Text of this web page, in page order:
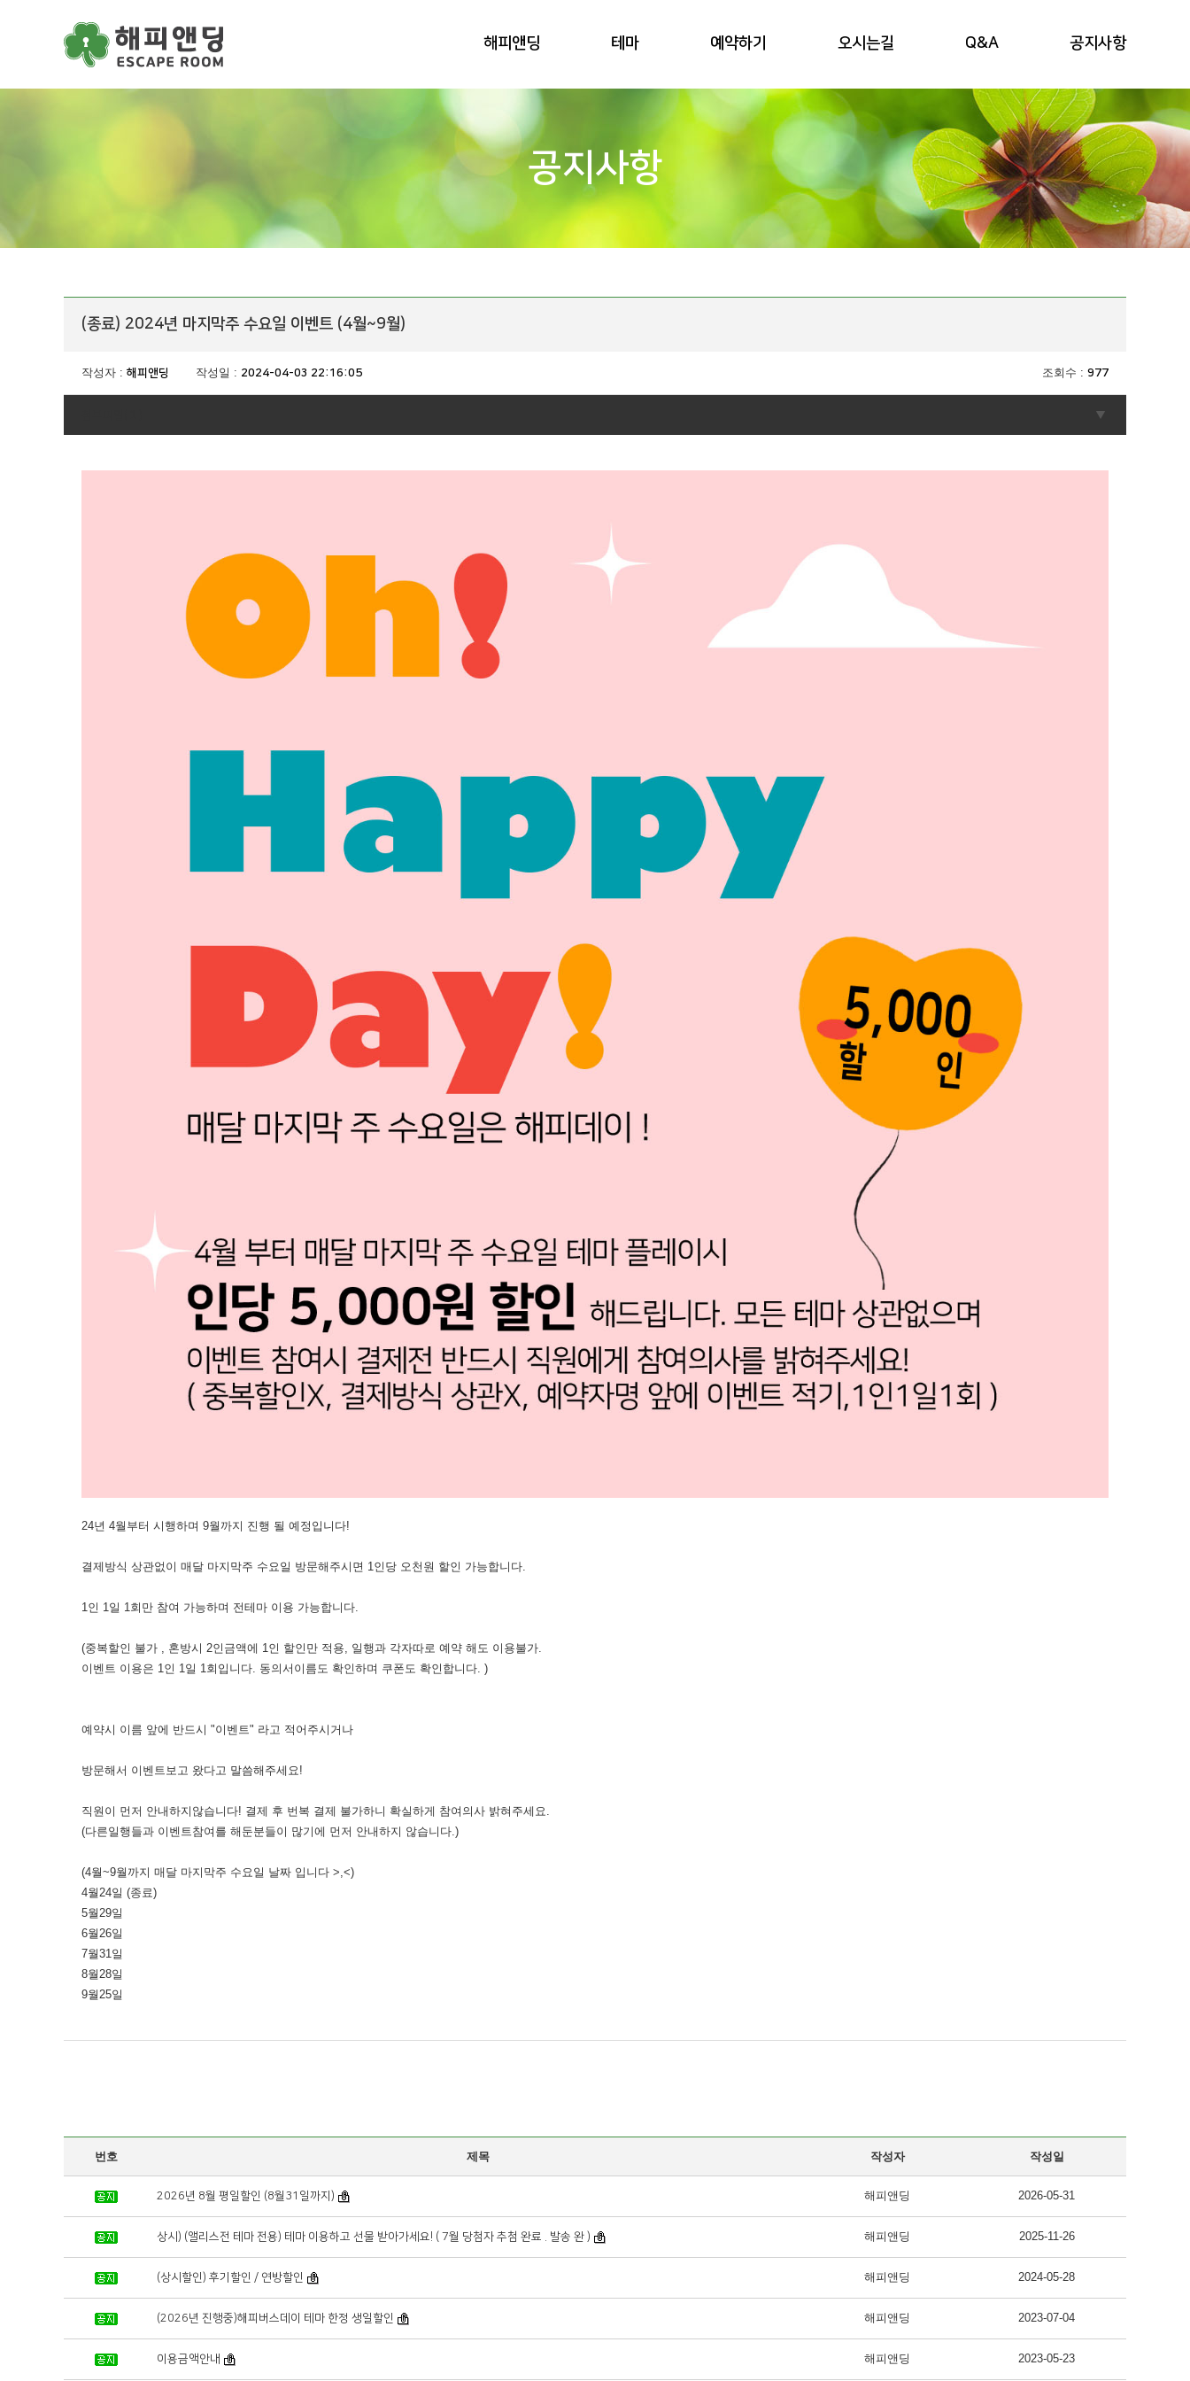
해피앤딩 테마 예약하기 오시는길 Q&A 공지사항
공지사항
(종료) 2024년 마지막주 수요일 이벤트 (4월~9월)
작성자 : 해피앤딩 작성일 : 2024-04-03 22:16:05 조회수 : 977
24년 4월부터 시행하며 9월까지 진행 될 예정입니다!
결제방식 상관없이 매달 마지막주 수요일 방문해주시면 1인당 오천원 할인 가능합니다.
1인 1일 1회만 참여 가능하며 전테마 이용 가능합니다.
(중복할인 불가 , 혼방시 2인금액에 1인 할인만 적용, 일행과 각자따로 예약 해도 이용불가.
이벤트 이용은 1인 1일 1회입니다. 동의서이름도 확인하며 쿠폰도 확인합니다. )
예약시 이름 앞에 반드시 "이벤트" 라고 적어주시거나
방문해서 이벤트보고 왔다고 말씀해주세요!
직원이 먼저 안내하지않습니다! 결제 후 번복 결제 불가하니 확실하게 참여의사 밝혀주세요.
(다른일행들과 이벤트참여를 해둔분들이 많기에 먼저 안내하지 않습니다.)
(4월~9월까지 매달 마지막주 수요일 날짜 입니다 >,<)
4월24일 (종료)
5월29일
6월26일
7월31일
8월28일
9월25일
번호 제목 작성자 작성일
2026년 8월 평일할인 (8월31일까지) 해피앤딩 2026-05-31
상시) (앨리스전 테마 전용) 테마 이용하고 선물 받아가세요! ( 7월 당첨자 추첨 완료 . 발송 완 ) 해피앤딩 2025-11-26
(상시할인) 후기할인 / 연방할인 해피앤딩 2024-05-28
(2026년 진행중)해피버스데이 테마 한정 생일할인 해피앤딩 2023-07-04
이용금액안내 해피앤딩 2023-05-23